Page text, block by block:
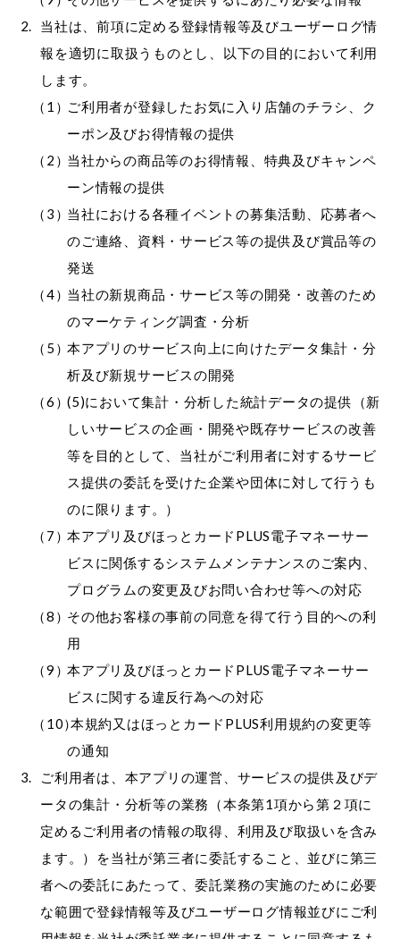
当社は、前項に定める登録情報等及びユーザーログ情
報を適切に取扱うものとし、以下の目的において利用
します。
ご利用者が登録したお気に入り店舗のチラシ、ク
ーポン及びお得情報の提供
当社からの商品等のお得情報、特典及びキャンペ
ーン情報の提供
当社における各種イベントの募集活動、応募者へ
のご連絡、資料・サービス等の提供及び賞品等の
発送
当社の新規商品・サービス等の開発・改善のため
のマーケティング調査・分析
本アプリのサービス向上に向けたデータ集計・分
析及び新規サービスの開発
(5)において集計・分析した統計データの提供（新
しいサービスの企画・開発や既存サービスの改善
等を目的として、当社がご利用者に対するサービ
ス提供の委託を受けた企業や団体に対して行うも
のに限ります。）
本アプリ及びほっとカードPLUS電子マネーサー
ビスに関係するシステムメンテナンスのご案内、
プログラムの変更及びお問い合わせ等への対応
その他お客様の事前の同意を得て行う目的への利
用
本アプリ及びほっとカードPLUS電子マネーサー
ビスに関する違反行為への対応
本規約又はほっとカードPLUS利用規約の変更等
の通知
ご利用者は、本アプリの運営、サービスの提供及びデ
ータの集計・分析等の業務（本条第1項から第２項に
定めるご利用者の情報の取得、利用及び取扱いを含み
ます。）を当社が第三者に委託すること、並びに第三
者への委託にあたって、委託業務の実施のために必要
な範囲で登録情報等及びユーザーログ情報並びにご利